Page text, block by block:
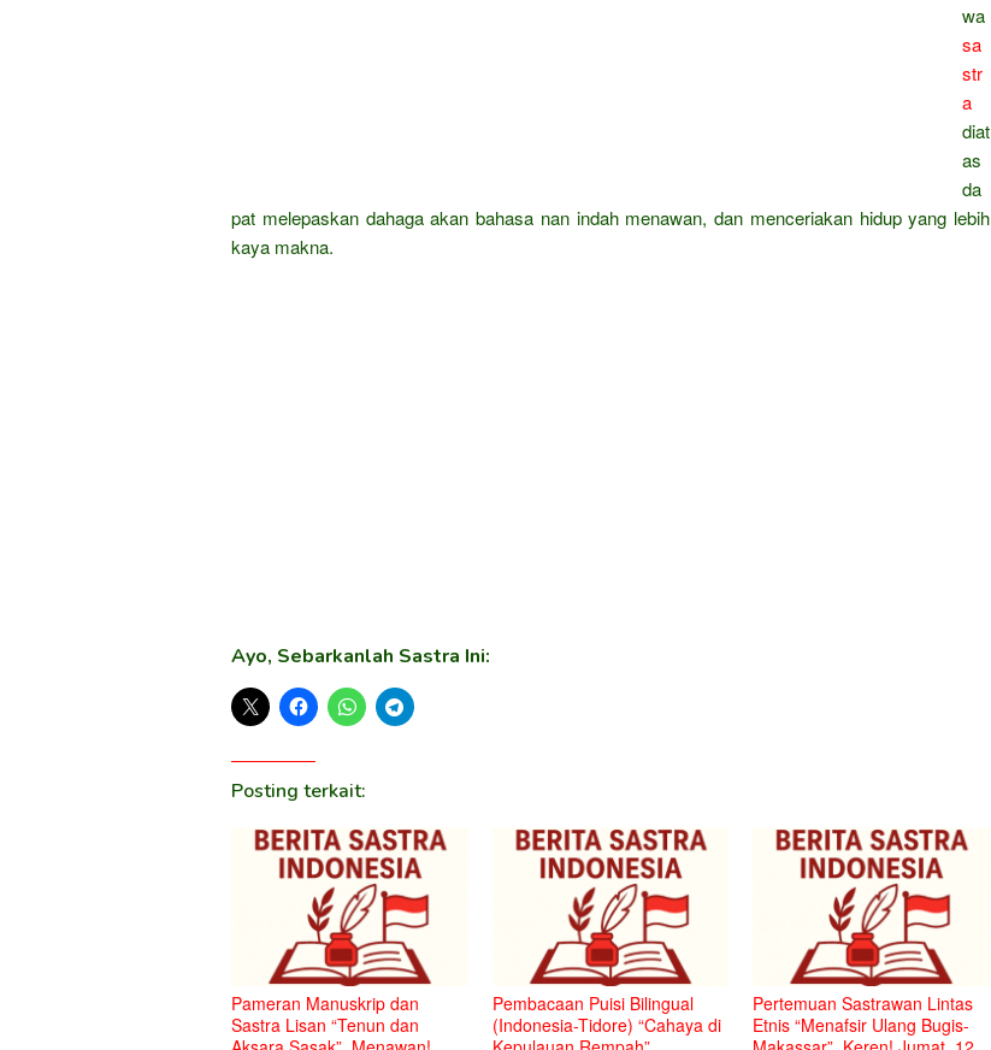
wa
sa
str
a
diat
as
da
pat melepaskan dahaga akan bahasa nan indah menawan, dan menceriakan hidup yang lebih
kaya makna.
Ayo, Sebarkanlah Sastra Ini:
Posting terkait:
Pameran Manuskrip dan
Sastra Lisan “Tenun dan
Pembacaan Puisi Bilingual
(Indonesia-Tidore) “Cahaya di
Pertemuan Sastrawan Lintas
Etnis “Menafsir Ulang Bugis-